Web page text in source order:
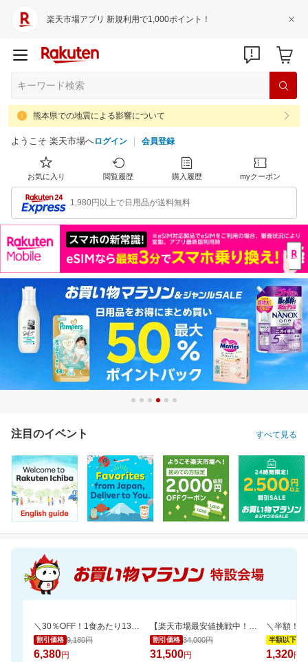
楽天市場アプリ 新規利用で1,000ポイント！
熊本県での地震による影響について
ようこそ 楽天市場へログイン 会員登録
お気に入り 閲覧履歴 購入履歴 myクーポン
1,980円以上で日用品が送料無料
注目のイベント すべて見る
＼30％OFF！1食あたり133円／エコ梱包！パックご飯 180g×48食
割引価格 9,180円
6,380円
【楽天市場最安値挑戦中！】ペリエ・ジュエ ベル・エポック (ACシャンパーニュ)
割引価格 34,000円
31,500円
半額以下
1,320円